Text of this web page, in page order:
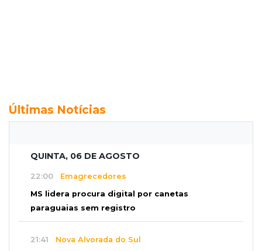
Últimas Notícias
QUINTA, 06 DE AGOSTO
22:00 Emagrecedores
MS lidera procura digital por canetas
paraguaias sem registro
21:41 Nova Alvorada do Sul